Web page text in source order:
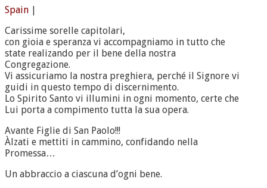
Spain |
Carissime sorelle capitolari,
con gioia e speranza vi accompagniamo in tutto che
state realizando per il bene della nostra
Congregazione.
Vi assicuriamo la nostra preghiera, perché il Signore vi
guidi in questo tempo di discernimento.
Lo Spirito Santo vi illumini in ogni momento, certe che
Lui porta a compimento tutta la sua opera.
Avante Figlie di San Paolo!!!
Àlzati e mettiti in cammino, confidando nella
Promessa…
Un abbraccio a ciascuna d’ogni bene.